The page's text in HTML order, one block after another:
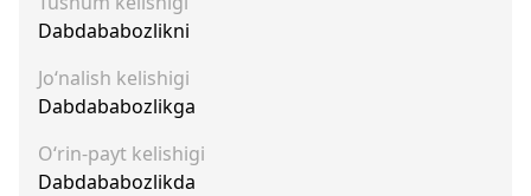
Dabdababozlikni
Jo‘nalish kelishigi
Dabdababozlikga
O‘rin-payt kelishigi
Dabdababozlikda